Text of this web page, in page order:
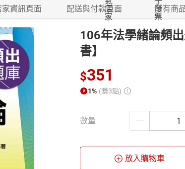
家資訊頁面 配送與付款頁面 所有商
106年法學緒論頻
書】
$351
1% (賺3點)
數量
放入購物車